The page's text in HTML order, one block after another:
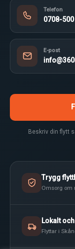
Telefon
0708-
E-post
Beskriv din flytt
Trygg
Omsorg om
Lokalt
Flyttar i